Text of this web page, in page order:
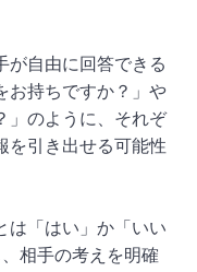
が自由に回答できる
お持ちですか？」や
」のように、それぞ
を引き出せる可能性
は「はい」か「いい
相手の考えを明確